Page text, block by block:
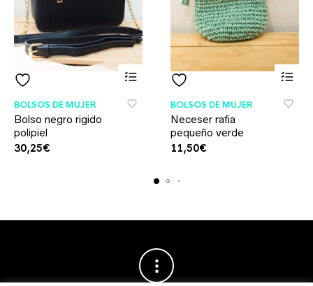
BOLSOS DE MUJER
Bolso negro rigido
polipiel
30,25€
BOLSOS DE MUJER
Neceser rafia
pequeño verde
11,50€